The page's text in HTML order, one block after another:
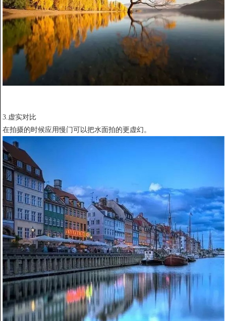
3.虚实对比
在拍摄的时候应用慢门可以把水面拍的更虚幻。